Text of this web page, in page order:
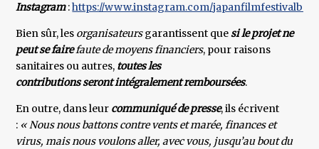
Instagram:https://www.instagram.com/
Bien sûr, les organisateursgarantissent quesi le projet ne
peut se fairefaute de moyens financiers, pour raisons
sanitaires ou autres, toutes les
contributions seront intégralement remboursées.
En outre, dans leur communiqué de presse, ils écrivent
: « Nous nous battons contre vents et marée, finances et
virus, mais nous voulons aller, avec vous, jusqu’au bout du